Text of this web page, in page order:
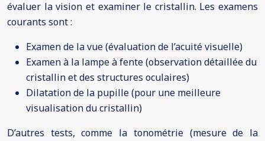
évaluer la vision et examiner le cristallin. Les examens
courants sont :
Examen de la vue (évaluation de l’acuité visuelle)
Examen à la lampe à fente (observation détaillée du
cristallin et des structures oculaires)
Dilatation de la pupille (pour une meilleure
visualisation du cristallin)
D’autres tests, comme la tonométrie (mesure de la